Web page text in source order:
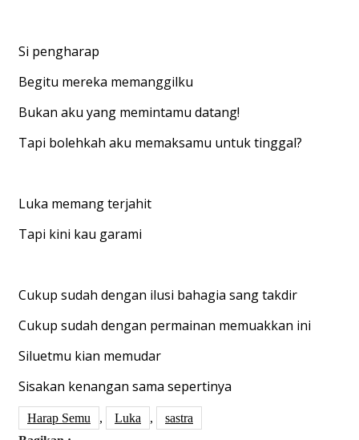
Si pengharap
Begitu mereka memanggilku
Bukan aku yang memintamu datang!
Tapi bolehkah aku memaksamu untuk tinggal?
Luka memang terjahit
Tapi kini kau garami
Cukup sudah dengan ilusi bahagia sang takdir
Cukup sudah dengan permainan memuakkan ini
Siluetmu kian memudar
Sisakan kenangan sama sepertinya
Harap Semu , Luka ,
sastra